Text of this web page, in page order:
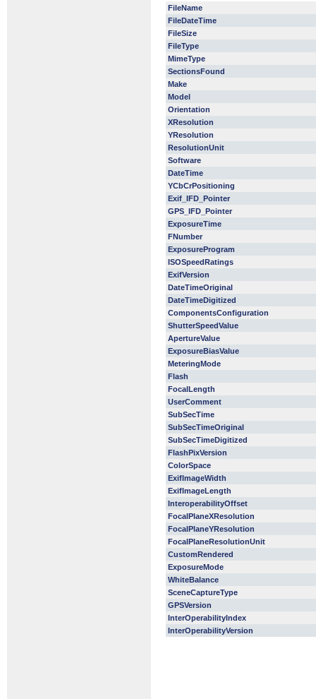
FileName
FileDateTime
FileSize
FileType
MimeType
SectionsFound
Make
Model
Orientation
XResolution
YResolution
ResolutionUnit
Software
DateTime
YCbCrPositioning
Exif_IFD_Pointer
GPS_IFD_Pointer
ExposureTime
FNumber
ExposureProgram
ISOSpeedRatings
ExifVersion
DateTimeOriginal
DateTimeDigitized
ComponentsConfiguration
ShutterSpeedValue
ApertureValue
ExposureBiasValue
MeteringMode
Flash
FocalLength
UserComment
SubSecTime
SubSecTimeOriginal
SubSecTimeDigitized
FlashPixVersion
ColorSpace
ExifImageWidth
ExifImageLength
InteroperabilityOffset
FocalPlaneXResolution
FocalPlaneYResolution
FocalPlaneResolutionUnit
CustomRendered
ExposureMode
WhiteBalance
SceneCaptureType
GPSVersion
InterOperabilityIndex
InterOperabilityVersion